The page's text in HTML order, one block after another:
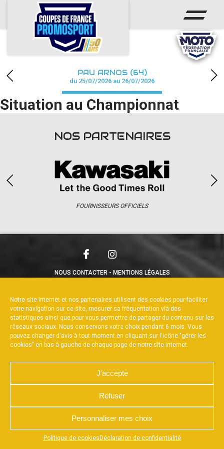
Notre site internet et nos partenaires utilisent des cookies pour faciliter
votre navigation sur ce site, mesurer sa fréquentation via des
statistiques ainsi que pour vous permettre de partager du contenu sur les
réseaux sociaux. Nous conservons votre choix pendant 6 mois. Vous
pouvez changer d'avis à tout moment en cliquant sur l'icône "gérer les
cookies" en bas à gauche de chaque page de notre site internet.
J'accepte
Refuser
Personnaliser mes choix
Politique de cookies Déclaration de confidentialité
Appuyez sur le bouton partager en bas de votre
ACCUEIL
ACTUS
CALENDRIER
CHAMPIONNAT
RÉSULTATS
accéder à la billetterie
PAU ARNOS (64)
du 25/07/2026 au 26/07/2026
Situation au Championnat
NOS PARTENAIRES
FOURNISSEURS OFFICIELS
NOUS CONTACTER
MENTIONS LÉGALES
RÉALISÉ PAR L’AGENCE WEB A3WEB